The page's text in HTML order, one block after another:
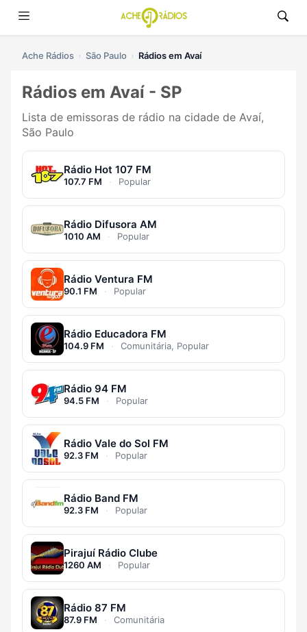
Ache Rádios São Paulo Rádios em Avaí
Rádios em Avaí - SP
Lista de emissoras de rádio na cidade de Avaí,
São Paulo
Rádio Hot 107 FM
107.7 FM · Popular
Rádio Difusora AM
1010 AM · Popular
Rádio Ventura FM
90.1 FM · Popular
Rádio Educadora FM
104.9 FM · Comunitária, Popular
Rádio 94 FM
94.5 FM · Popular
Rádio Vale do Sol FM
92.3 FM · Popular
Rádio Band FM
92.3 FM · Popular
Pirajuí Rádio Clube
1260 AM · Popular
Rádio 87 FM
87.9 FM · Comunitária